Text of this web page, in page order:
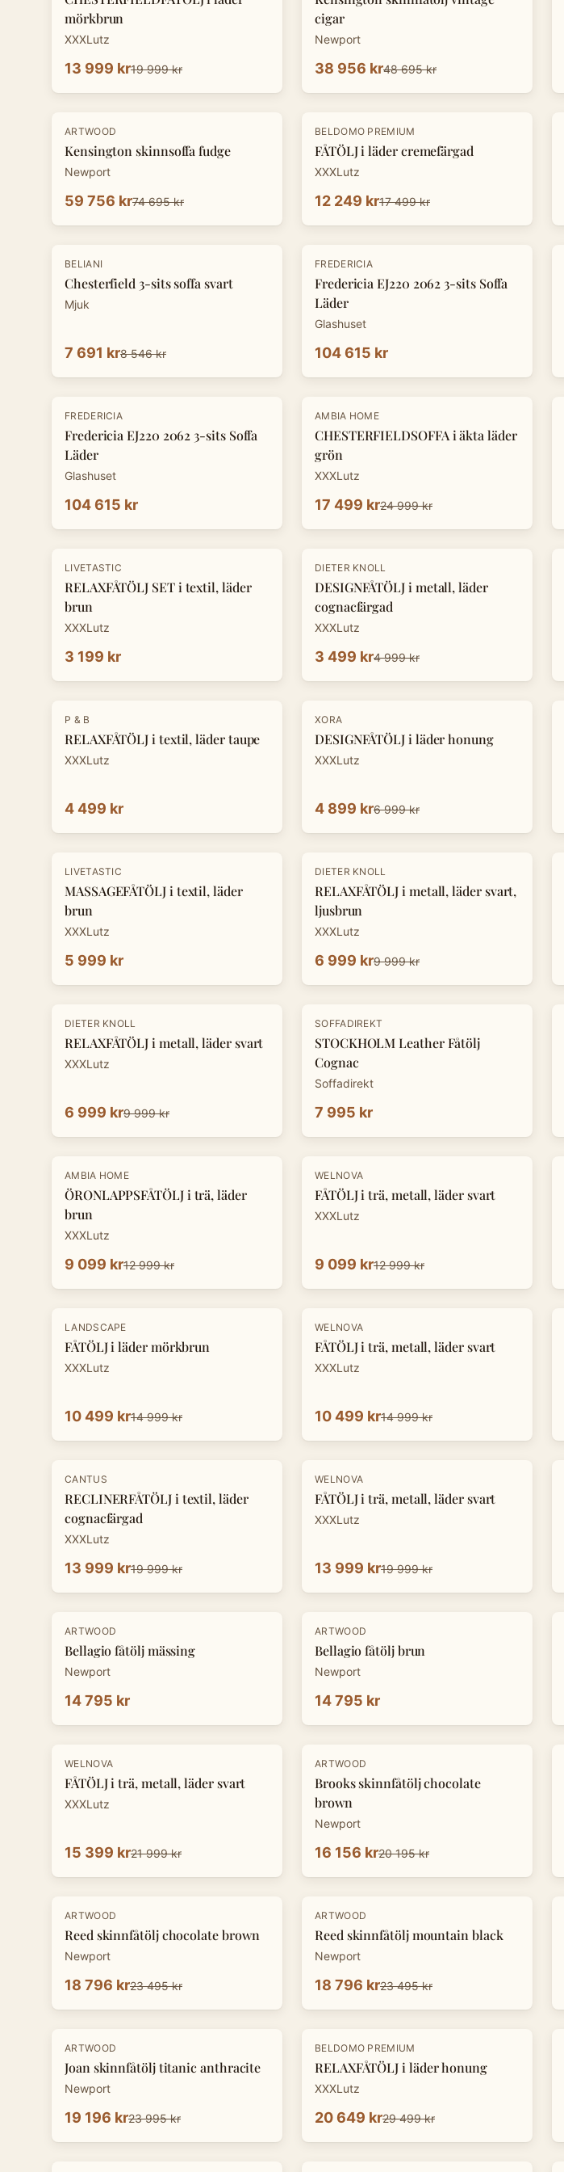
mörkbrun
XXXLutz
13 999 kr19 999 kr
cigar
Newport
38 956 kr48 695 kr
-20%
ARTWOOD
Kensington skinnsoffa fudge
Newport
59 756 kr74 695 kr
-30 %
BELDOMO PREMIUM
FÅTÖLJ i läder cremefärgad
XXXLutz
12 249 kr17 499 kr
-10 %
BELIANI
Chesterfield 3-sits soffa svart
Mjuk
7 691 kr8 546 kr
FREDERICIA
Fredericia EJ220 2062 3-sits Soffa
Läder
Glashuset
104 615 kr
FREDERICIA
Fredericia EJ220 2062 3-sits Soffa
Läder
Glashuset
104 615 kr
-30%
AMBIA HOME
CHESTERFIELDSOFFA i äkta läder
grön
XXXLutz
17 499 kr24 999 kr
LIVETASTIC
RELAXFÅTÖLJ SET i textil, läder
brun
XXXLutz
3 199 kr
-30%
DIETER KNOLL
DESIGNFÅTÖLJ i metall, läder
cognacfärgad
XXXLutz
3 499 kr4 999 kr
P & B
RELAXFÅTÖLJ i textil, läder taupe
XXXLutz
4 499 kr
-30%
XORA
DESIGNFÅTÖLJ i läder honung
XXXLutz
4 899 kr6 999 kr
LIVETASTIC
MASSAGEFÅTÖLJ i textil, läder
brun
XXXLutz
5 999 kr
-30%
DIETER KNOLL
RELAXFÅTÖLJ i metall, läder svart,
ljusbrun
XXXLutz
6 999 kr9 999 kr
-30%
DIETER KNOLL
RELAXFÅTÖLJ i metall, läder svart
XXXLutz
6 999 kr9 999 kr
SOFFADIREKT
STOCKHOLM Leather Fåtölj
Cognac
Soffadirekt
7 995 kr
-30%
AMBIA HOME
ÖRONLAPPSFÅTÖLJ i trä, läder
brun
XXXLutz
9 099 kr12 999 kr
-30 %
WELNOVA
FÅTÖLJ i trä, metall, läder svart
XXXLutz
9 099 kr12 999 kr
- 30%
LANDSCAPE
FÅTÖLJ i läder mörkbrun
XXXLutz
10 499 kr14 999 kr
-30 %
WELNOVA
FÅTÖLJ i trä, metall, läder svart
XXXLutz
10 499 kr14 999 kr
-30%
CANTUS
RECLINERFÅTÖLJ i textil, läder
cognacfärgad
XXXLutz
13 999 kr19 999 kr
-30 %
WELNOVA
FÅTÖLJ i trä, metall, läder svart
XXXLutz
13 999 kr19 999 kr
ARTWOOD
Bellagio fåtölj mässing
Newport
14 795 kr
ARTWOOD
Bellagio fåtölj brun
Newport
14 795 kr
-30 %
WELNOVA
FÅTÖLJ i trä, metall, läder svart
XXXLutz
15 399 kr21 999 kr
-20%
ARTWOOD
Brooks skinnfåtölj chocolate
brown
Newport
16 156 kr20 195 kr
-20%
ARTWOOD
Reed skinnfåtölj chocolate brown
Newport
18 796 kr23 495 kr
-20%
ARTWOOD
Reed skinnfåtölj mountain black
Newport
18 796 kr23 495 kr
-20%
ARTWOOD
Joan skinnfåtölj titanic anthracite
Newport
19 196 kr23 995 kr
-30 %
BELDOMO PREMIUM
RELAXFÅTÖLJ i läder honung
XXXLutz
20 649 kr29 499 kr